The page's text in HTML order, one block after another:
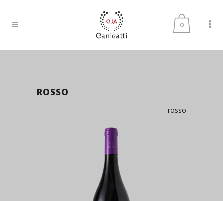
0
ROSSO
rosso